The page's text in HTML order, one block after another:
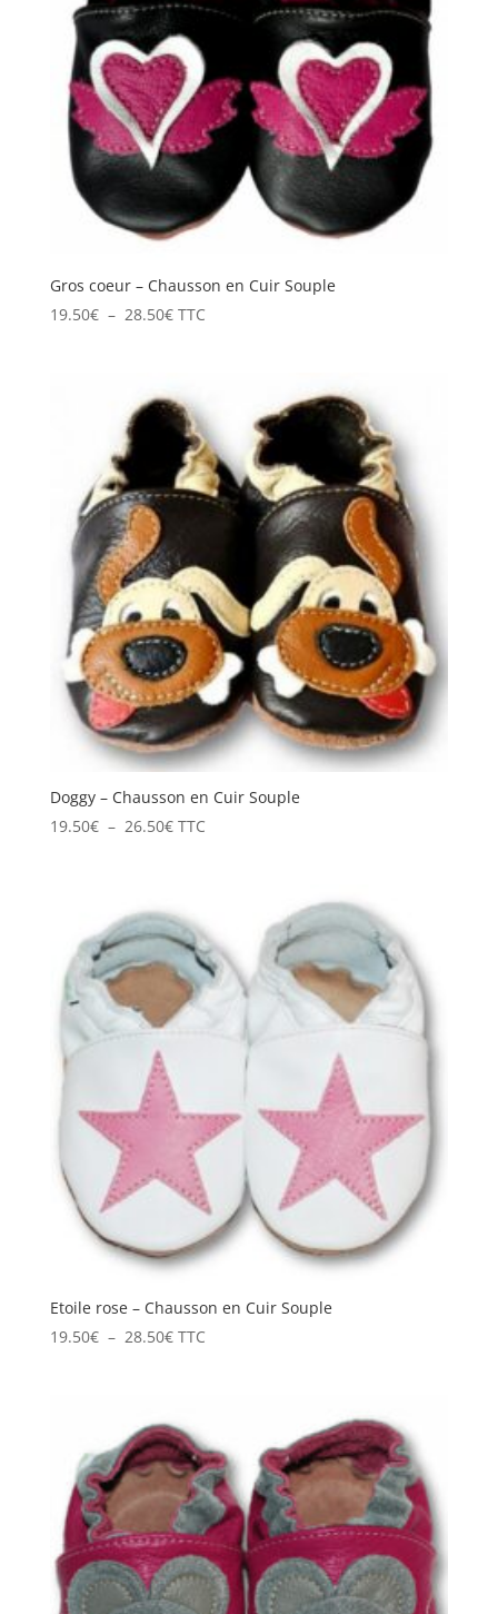
Gros coeur – Chausson en Cuir Souple
19.50€ – 28.50€Plage
à
28.50€
TTC
Doggy – Chausson en Cuir Souple
19.50€ – 26.50€Plage
à
26.50€
TTC
Etoile rose – Chausson en Cuir Souple
19.50€ – 28.50€Plage
à
28.50€
TTC